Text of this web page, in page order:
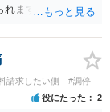
れます。あなた
を持つことが期待
しないことになり
応じて支払いをし
りません。 上の
損害との因果関
請求したい側 #調停
役にたった 2